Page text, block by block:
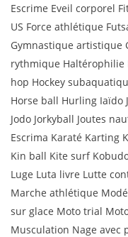
Escrime Eveil corporel
US Force athlétique
Gymnastique artistique
rythmique Haltérophilie
hop Hockey
Horse ball Hurling Iaïdo
Jodo Jorkyball Joutes
Escrima Karaté Karting
Kin ball Kite surf
Luge Luta livre Lutte
Marche athlétique
sur glace Moto trial
Musculation Nage avec